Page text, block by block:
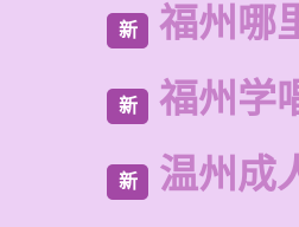
新 福州哪
新 福州学
新 温州成